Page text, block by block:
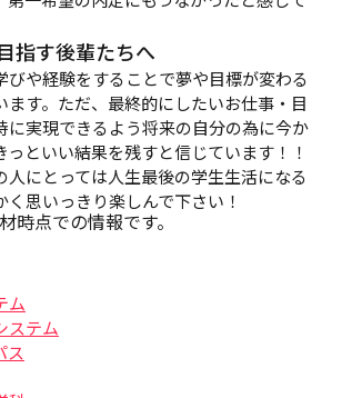
指す後輩たちへ
びや経験をすることで夢や目標が変わる
ます。ただ、最終的にしたいお仕事・目
に実現できるよう将来の自分の為に今か
っといい結果を残すと信じています！！
人にとっては人生最後の学生生活になる
く思いっきり楽しんで下さい！
点での情報です。
ム
ステム
ス